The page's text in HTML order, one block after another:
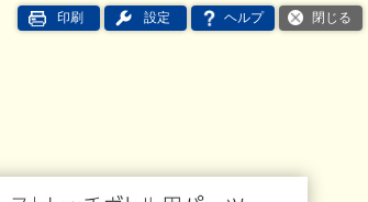
印刷 設定 ヘルプ 閉じる